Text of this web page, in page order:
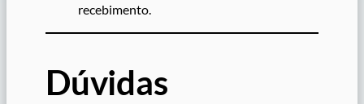
recebimento.
Dúvidas